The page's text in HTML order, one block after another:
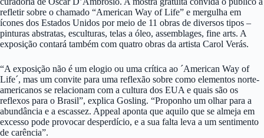
refletir sobre o chamado “American Way of Life” e mergulha em
ícones dos Estados Unidos por meio de 11 obras de diversos tipos –
pinturas abstratas, esculturas, telas a óleo, assemblages, fine arts. A
exposição contará também com quatro obras da artista Carol Verás.
“A exposição não é um elogio ou uma crítica ao ´American Way of
Life´, mas um convite para uma reflexão sobre como elementos norte-
americanos se relacionam com a cultura dos EUA e quais são os
reflexos para o Brasil”, explica Gosling. “Proponho um olhar para a
abundância e a escassez. Appeal aponta que aquilo que se almeja em
excesso pode provocar desperdício, e a sua falta leva a um sentimento
de carência”.